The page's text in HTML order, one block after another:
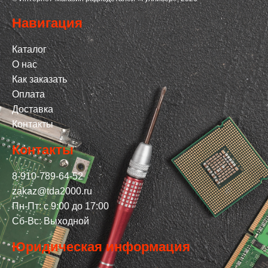
Навигация
Каталог
О нас
Как заказать
Оплата
Доставка
Контакты
Контакты
8-910-789-64-52
zakaz@tda2000.ru
Пн-Пт: с 9:00 до 17:00
Сб-Вс: Выходной
Юридическая информация